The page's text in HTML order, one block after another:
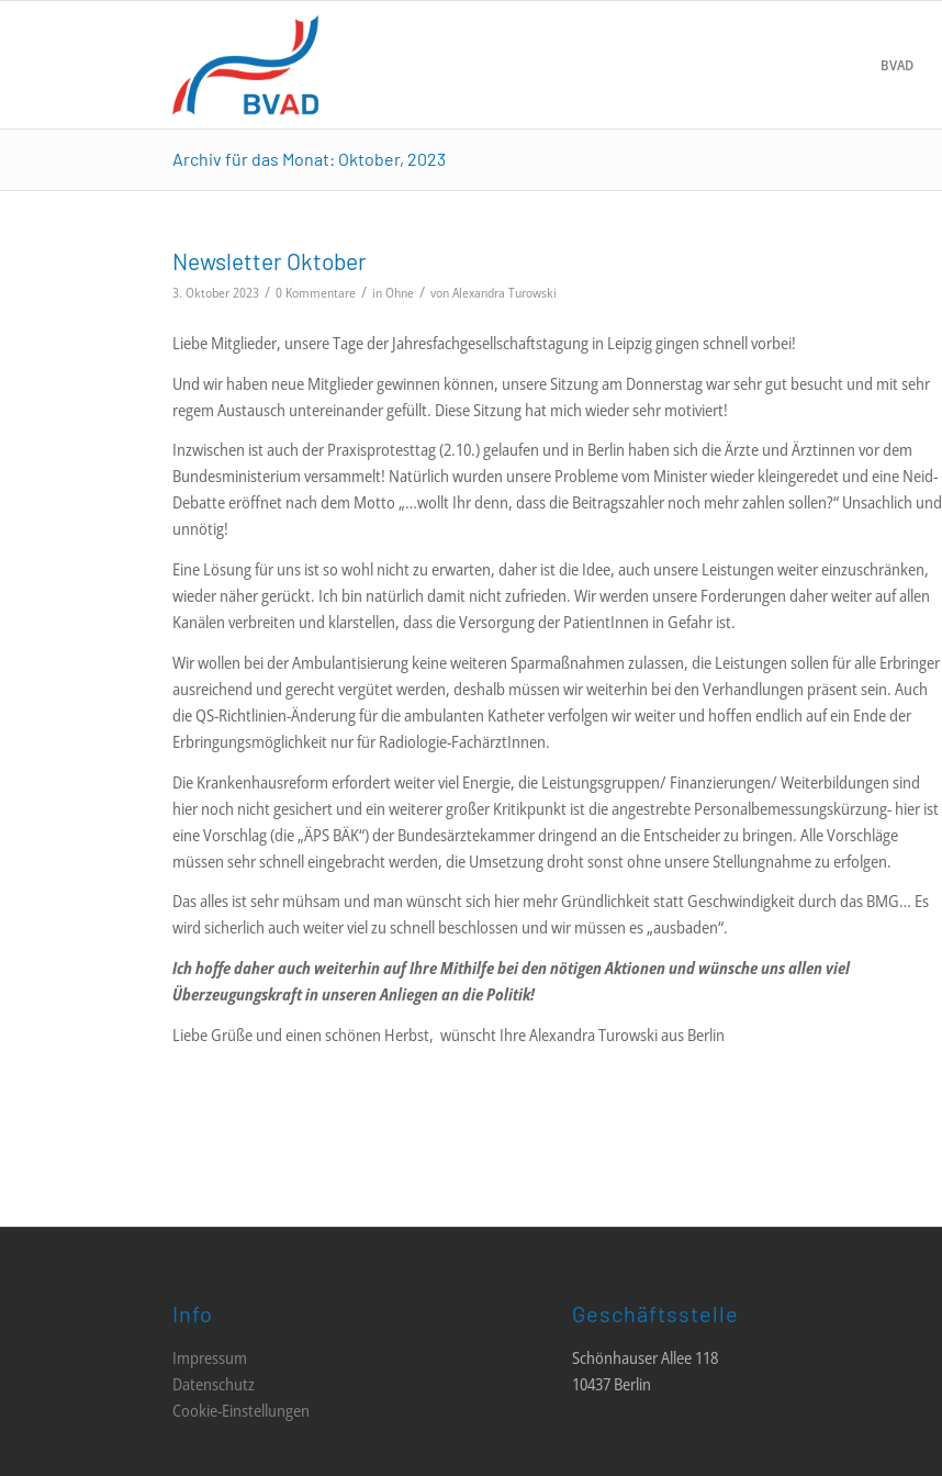
BVAD
Archiv für das Monat: Oktober, 2023
Newsletter Oktober
3. Oktober 2023 / 0 Kommentare / inOhne / vonAlexandra Turowski
Liebe Mitglieder, unsere Tage der Jahresfachgesellschaftstagung in Leipzig gingen schnell vorbei!
Und wir haben neue Mitglieder gewinnen können, unsere Sitzung am Donnerstag war sehr gut besucht und mit sehr
regem Austausch untereinander gefüllt. Diese Sitzung hat mich wieder sehr motiviert!
Inzwischen ist auch der Praxisprotesttag (2.10.) gelaufen und in Berlin haben sich die Ärzte und Ärztinnen vor dem
Bundesministerium versammelt! Natürlich wurden unsere Probleme vom Minister wieder kleingeredet und eine Neid-
Debatte eröffnet nach dem Motto „…wollt Ihr denn, dass die Beitragszahler noch mehr zahlen sollen?“ Unsachlich und
unnötig!
Eine Lösung für uns ist so wohl nicht zu erwarten, daher ist die Idee, auch unsere Leistungen weiter einzuschränken,
wieder näher gerückt. Ich bin natürlich damit nicht zufrieden. Wir werden unsere Forderungen daher weiter auf allen
Kanälen verbreiten und klarstellen, dass die Versorgung der PatientInnen in Gefahr ist.
Wir wollen bei der Ambulantisierung keine weiteren Sparmaßnahmen zulassen, die Leistungen sollen für alle Erbringer
ausreichend und gerecht vergütet werden, deshalb müssen wir weiterhin bei den Verhandlungen präsent sein. Auch
die QS-Richtlinien-Änderung für die ambulanten Katheter verfolgen wir weiter und hoffen endlich auf ein Ende der
Erbringungsmöglichkeit nur für Radiologie-FachärztInnen.
Die Krankenhausreform erfordert weiter viel Energie, die Leistungsgruppen/ Finanzierungen/ Weiterbildungen sind
hier noch nicht gesichert und ein weiterer großer Kritikpunkt ist die angestrebte Personalbemessungskürzung- hier ist
eine Vorschlag (die „ÄPS BÄK“) der Bundesärztekammer dringend an die Entscheider zu bringen. Alle Vorschläge
müssen sehr schnell eingebracht werden, die Umsetzung droht sonst ohne unsere Stellungnahme zu erfolgen.
Das alles ist sehr mühsam und man wünscht sich hier mehr Gründlichkeit statt Geschwindigkeit durch das BMG… Es
wird sicherlich auch weiter viel zu schnell beschlossen und wir müssen es „ausbaden“.
Ich hoffe daher auch weiterhin auf Ihre Mithilfe bei den nötigen Aktionen und wünsche uns allen viel
Überzeugungskraft in unseren Anliegen an die Politik!
Liebe Grüße und einen schönen Herbst, wünscht Ihre Alexandra Turowski aus Berlin
Info
Impressum
Datenschutz
Cookie-Einstellungen
Geschäftsstelle
Schönhauser Allee 118
10437 Berlin